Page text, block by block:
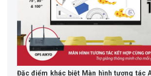
Đặc điểm khác biệt Màn hình tương tác